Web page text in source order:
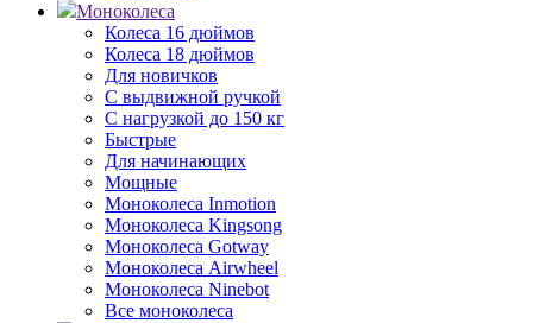
Моноколеса
Колеса 16 дюймов
Колеса 18 дюймов
Для новичков
С выдвижной ручкой
С нагрузкой до 150 кг
Быстрые
Для начинающих
Мощные
Моноколеса Inmotion
Моноколеса Kingsong
Моноколеса Gotway
Моноколеса Airwheel
Моноколеса Ninebot
Все моноколеса